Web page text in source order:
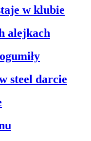
w klubie
alejkach
steel darcie